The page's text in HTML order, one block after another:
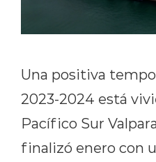
Una positiva
2023-2024 está
Pacífico Sur
finalizó enero con